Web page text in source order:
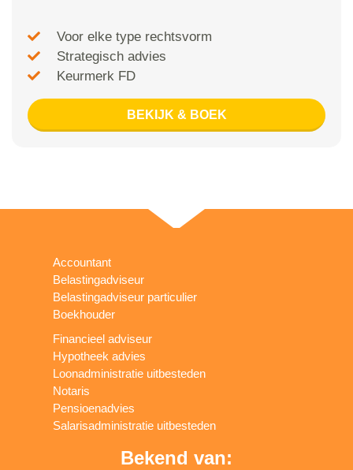
Voor elke type rechtsvorm
Strategisch advies
Keurmerk FD
BEKIJK & BOEK
Accountant
Belastingadviseur
Belastingadviseur particulier
Boekhouder
Financieel adviseur
Hypotheek advies
Loonadministratie uitbesteden
Notaris
Pensioenadvies
Salarisadministratie uitbesteden
Bekend van: